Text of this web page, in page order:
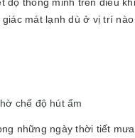
mát lạnh dù ở vị trí nào
chế độ hút ẩm
những ngày thời tiết